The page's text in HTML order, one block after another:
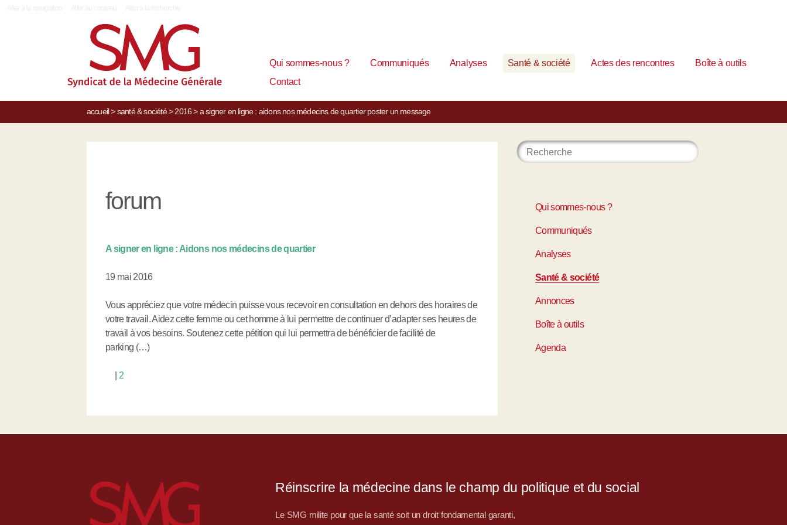
Qui sommes-nous ? Communiqués Analyses Santé & société Actes des rencontres
Boîte à outils
Contact
accueil> santé & société> 2016> a signer en ligne : aidons nos médecins de quartier poster un message
forum
A signer en ligne : Aidons nos médecins de quartier
19 mai 2016
Vous appréciez que votre médecin puisse vous recevoir en consultation en dehors des horaires de
votre travail. Aidez cette femme ou cet homme à lui permettre de continuer d’adapter ses heures de
travail à vos besoins. Soutenez cette pétition qui lui permettra de bénéficier de facilité de
parking (…)
2
Qui sommes-nous ?
Communiqués
Analyses
Santé & société
Annonces
Boîte à outils
Agenda
Réinscrire la médecine dans le champ du politique et du social
Le SMG milite pour que la santé soit un droit fondamental garanti,